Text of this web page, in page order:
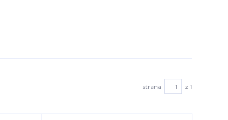
strana z 1